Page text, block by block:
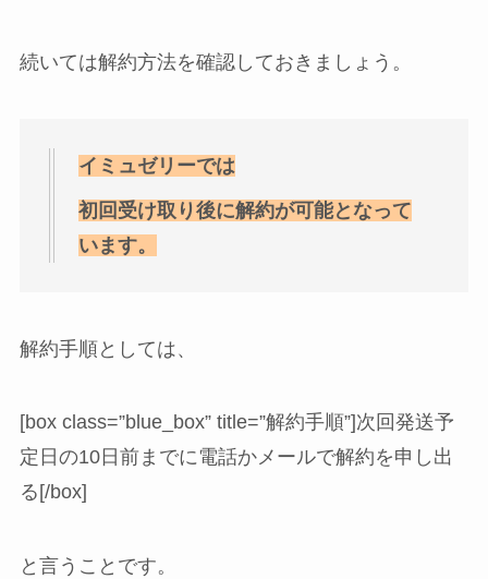
続いては解約方法を確認しておきましょう。
イミュゼリーでは
初回受け取り後に解約が可能となって
います。
解約手順としては、
[box class=”blue_box” title=”解約手順”]次回発送予
定日の10日前までに電話かメールで解約を申し出
る[/box]
と言うことです。